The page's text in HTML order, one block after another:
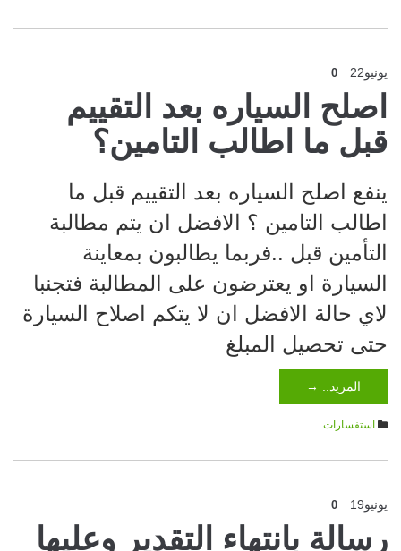
يونيو22
0
اصلح السياره بعد التقييم
قبل ما اطالب التامين؟
ينفع اصلح السياره بعد التقييم قبل ما
اطالب التامين ؟ الافضل ان يتم مطالبة
التأمين قبل ..فربما يطالبون بمعاينة
السيارة او يعترضون على المطالبة فتجنبا
لاي حالة الافضل ان لا يتكم اصلاح السيارة
حتى تحصيل المبلغ
المزيد.. →
استفسارات
يونيو19
0
رسالة بانتهاء التقدير وعليها